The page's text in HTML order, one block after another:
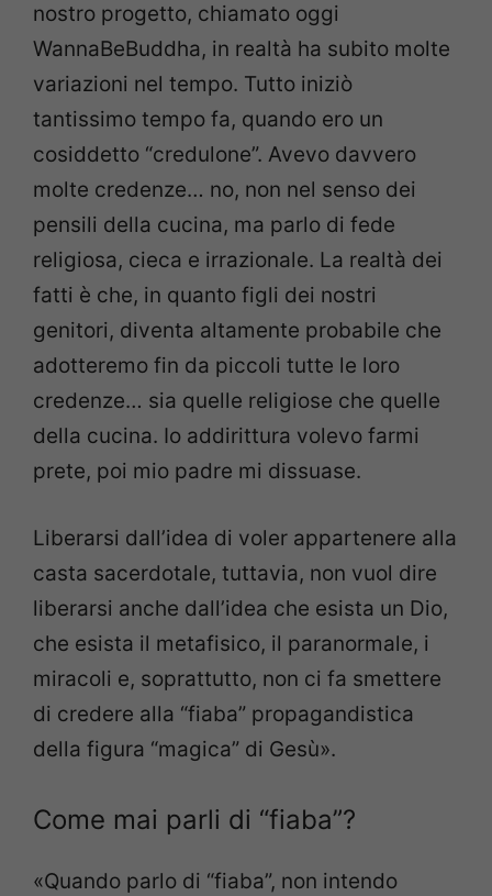
nostro progetto, chiamato oggi
WannaBeBuddha, in realtà ha subito molte
variazioni nel tempo. Tutto iniziò
tantissimo tempo fa, quando ero un
cosiddetto “credulone”. Avevo davvero
molte credenze… no, non nel senso dei
pensili della cucina, ma parlo di fede
religiosa, cieca e irrazionale. La realtà dei
fatti è che, in quanto figli dei nostri
genitori, diventa altamente probabile che
adotteremo fin da piccoli tutte le loro
credenze… sia quelle religiose che quelle
della cucina. Io addirittura volevo farmi
prete, poi mio padre mi dissuase.
Liberarsi dall’idea di voler appartenere alla
casta sacerdotale, tuttavia, non vuol dire
liberarsi anche dall’idea che esista un Dio,
che esista il metafisico, il paranormale, i
miracoli e, soprattutto, non ci fa smettere
di credere alla “fiaba” propagandistica
della figura “magica” di Gesù».
Come mai parli di “fiaba”?
«Quando parlo di “fiaba”, non intendo